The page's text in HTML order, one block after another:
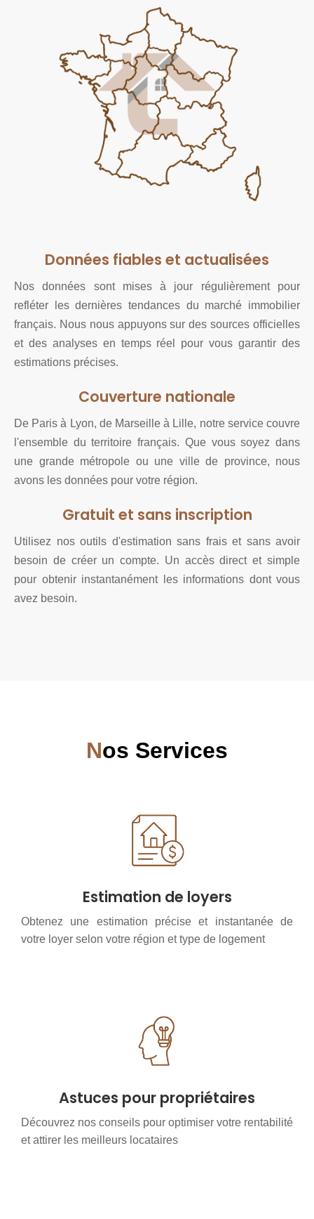
Données fiables et actualisées
Nos données sont mises à jour régulièrement pour
refléter les dernières tendances du marché immobilier
français. Nous nous appuyons sur des sources officielles
et des analyses en temps réel pour vous garantir des
estimations précises.
Couverture nationale
De Paris à Lyon, de Marseille à Lille, notre service couvre
l'ensemble du territoire français. Que vous soyez dans
une grande métropole ou une ville de province, nous
avons les données pour votre région.
Gratuit et sans inscription
Utilisez nos outils d'estimation sans frais et sans avoir
besoin de créer un compte. Un accès direct et simple
pour obtenir instantanément les informations dont vous
avez besoin.
Nos Services
Estimation de loyers
Obtenez une estimation précise et instantanée de
votre loyer selon votre région et type de logement
Astuces pour propriétaires
Découvrez nos conseils pour optimiser votre rentabilité
et attirer les meilleurs locataires